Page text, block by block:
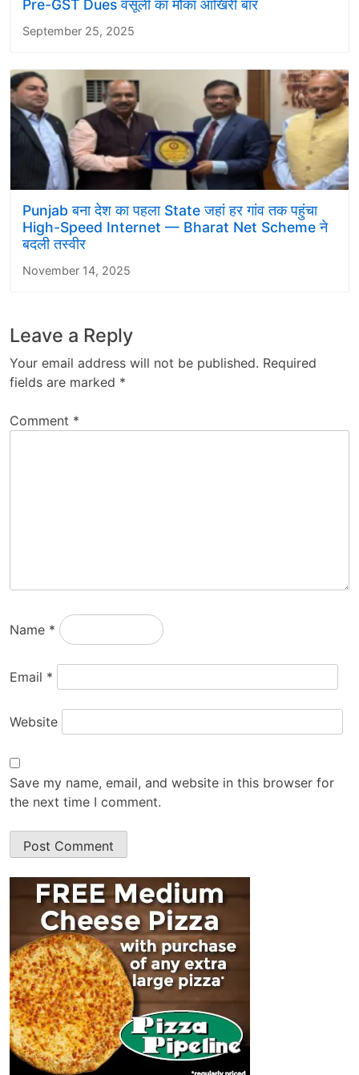
Pre-GST Dues वसूली का मौका आखिरी बार
September 25, 2025
Punjab बना देश का पहला State जहां हर गांव तक पहुंचा
High-Speed Internet — Bharat Net Scheme ने
बदली तस्वीर
November 14, 2025
Leave a Reply
Your email address will not be published. Required
fields are marked *
Comment *
Name *
Email *
Website
Save my name, email, and website in this browser for
the next time I comment.